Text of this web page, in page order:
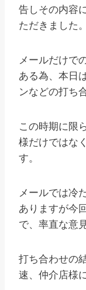
告しその内容
ただきました。
メールだけで
ある為、本日
ンなどの打ち
この時期に限
様だけではな
す。
メールでは冷
ありますが今
で、率直な意
打ち合わせの
速、仲介店様